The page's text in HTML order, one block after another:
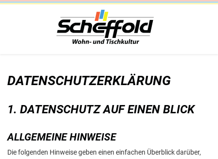
DATENSCHUTZERKLÄRUNG
1. DATENSCHUTZ AUF EINEN BLICK
ALLGEMEINE HINWEISE
Die folgenden Hinweise geben einen einfachen Überblick darüber,